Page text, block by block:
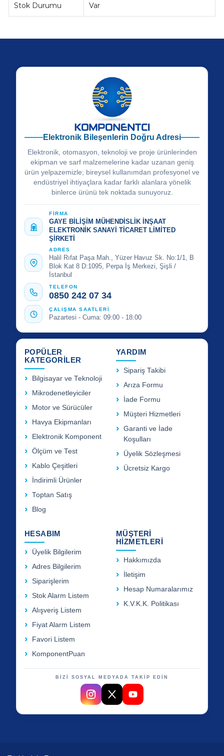
Stok Durumu Var
Elektronik Bileşenlerin Doğru Adresi
Elektronik, otomasyon, teknoloji ve proje ürünlerinden
ekipman ve sarf malzemelerine kadar uzanan geniş
ürün yelpazemizle; bireysel kullanımdan profesyonel ve
endüstriyel ihtiyaçlara kadar farklı alanlara yönelik
binlerce ürünü tek noktada sunuyoruz.
FİRMA
GAYE BİLİŞİM MÜHENDİSLİK İNŞAAT
ELEKTRONİK SANAYİ TİCARET LİMİTED
ŞİRKETİ
ADRES
Halil Rıfat Paşa Mah., Yüzer Havuz Sk. No:1/1, B
Blok Kat 8 D:1095, Perpa İş Merkezi, Şişli /
İstanbul
TELEFON
0850 242 07 34
ÇALIŞMA SAATLERİ
Pazartesi - Cuma: 09:00 - 18:00
POPÜLER
KATEGORİLER
Bilgisayar ve Teknoloji
Mikrodenetleyiciler
Motor ve Sürücüler
Havya Ekipmanları
Elektronik Komponent
Ölçüm ve Test
Kablo Çeşitleri
İndirimli Ürünler
Toptan Satış
Blog
YARDIM
Sipariş Takibi
Arıza Formu
İade Formu
Müşteri Hizmetleri
Garanti ve İade
Koşulları
Üyelik Sözleşmesi
Ücretsiz Kargo
HESABIM
Üyelik Bilgilerim
Adres Bilgilerim
Siparişlerim
Stok Alarm Listem
Alışveriş Listem
Fiyat Alarm Listem
Favori Listem
KomponentPuan
MÜŞTERİ
HİZMETLERİ
Hakkımızda
İletişim
Hesap Numaralarımız
K.V.K.K. Politikası
BİZİ SOSYAL MEDYADA TAKİP EDİN